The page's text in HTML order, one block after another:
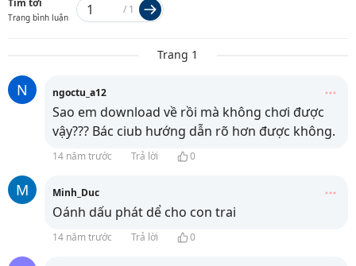
Tìm tới
Trang bình luận
/ 1
Trang 1
N ngoctu_a12
Sao em download về rồi mà không chơi được
vậy??? Bác ciub hướng dẫn rõ hơn được không.
14 năm trước Trả lời 0
M Minh_Duc
Oánh dấu phát dể cho con trai
14 năm trước Trả lời 0